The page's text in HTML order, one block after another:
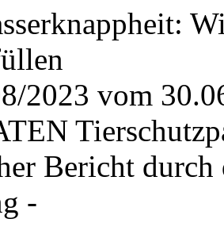
2023 vom
Bericht
-